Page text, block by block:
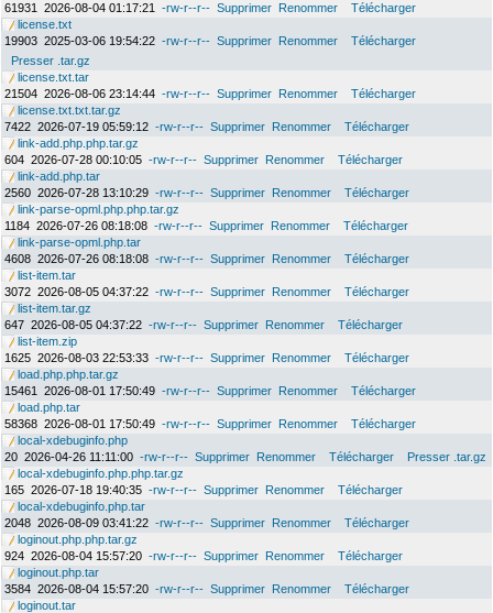
61931
2026-08-04 01:17:21 -rw-r--r-- Supprimer Renommer
Télécharger
license.txt
19903 2025-03-06 19:54:22 -rw-r--r-- Supprimer Renommer
Télécharger
Presser .tar.gz
license.txt.tar
21504 2026-08-06 23:14:44 -rw-r--r-- Supprimer Renommer
Télécharger
license.txt.txt.tar.gz
7422 2026-07-19 05:59:12 -rw-r--r-- Supprimer Renommer
Télécharger
link-add.php.php.tar.gz
604 2026-07-28 00:10:05 -rw-r--r-- Supprimer Renommer
Télécharger
link-add.php.tar
2560 2026-07-28 13:10:29 -rw-r--r-- Supprimer Renommer
Télécharger
link-parse-opml.php.php.tar.gz
1184 2026-07-26 08:18:08 -rw-r--r-- Supprimer Renommer
Télécharger
link-parse-opml.php.tar
4608 2026-07-26 08:18:08 -rw-r--r-- Supprimer Renommer
Télécharger
list-item.tar
3072 2026-08-05 04:37:22 -rw-r--r-- Supprimer Renommer
Télécharger
list-item.tar.gz
647 2026-08-05 04:37:22 -rw-r--r-- Supprimer Renommer
Télécharger
list-item.zip
1625 2026-08-03 22:53:33 -rw-r--r-- Supprimer Renommer
Télécharger
load.php.php.tar.gz
15461
2026-08-01 17:50:49 -rw-r--r-- Supprimer Renommer
Télécharger
load.php.tar
58368 2026-08-01 17:50:49 -rw-r--r-- Supprimer Renommer
Télécharger
local-xdebuginfo.php
20 2026-04-26 11:11:00 -rw-r--r-- Supprimer Renommer Télécharger
Presser .tar.gz
local-xdebuginfo.php.php.tar.gz
165 2026-07-18 19:40:35 -rw-r--r-- Supprimer Renommer
Télécharger
local-xdebuginfo.php.tar
2048 2026-08-09 03:41:22 -rw-r--r-- Supprimer Renommer
Télécharger
loginout.php.php.tar.gz
924 2026-08-04 15:57:20 -rw-r--r-- Supprimer Renommer
Télécharger
loginout.php.tar
3584 2026-08-04 15:57:20 -rw-r--r-- Supprimer Renommer
Télécharger
loginout.tar